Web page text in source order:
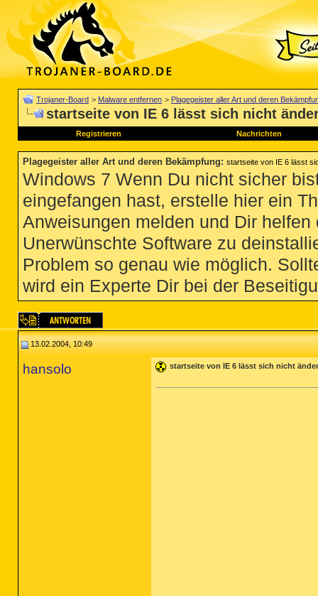
Trojaner-Board > Malware entfernen > Plagegeister aller Art und deren
startseite von IE 6 lässt sich nicht
Registrieren Nachrichten
Plagegeister aller Art und deren Bekämpfung: startseite von IE 6 lässt
Windows 7 Wenn Du nicht sicher
eingefangen hast, erstelle hier ein
Anweisungen melden und Dir
Unerwünschte Software zu
Problem so genau wie möglich.
wird ein Experte Dir bei der
13.02.2004, 10:49
hansolo startseite von IE 6 lässt sich nicht